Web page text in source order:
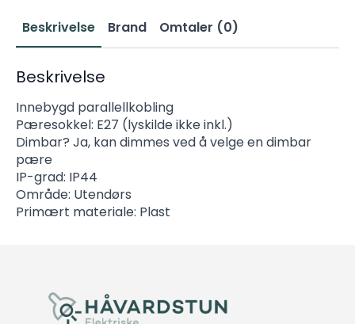
Beskrivelse Brand Omtaler (0)
Beskrivelse
Innebygd parallellkobling
Pæresokkel: E27 (lyskilde ikke inkl.)
Dimbar? Ja, kan dimmes ved å velge en dimbar
pære
IP-grad: IP44
Område: Utendørs
Primært materiale: Plast